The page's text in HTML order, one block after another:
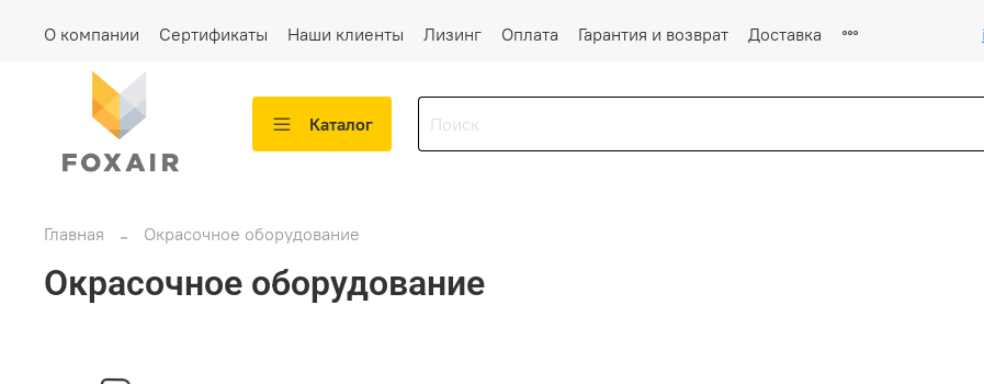
О компании Сертификаты Наши клиенты Лизинг Оплата Гарантия и возврат Доставка
Каталог
Главная Окрасочное оборудование
Окрасочное оборудование